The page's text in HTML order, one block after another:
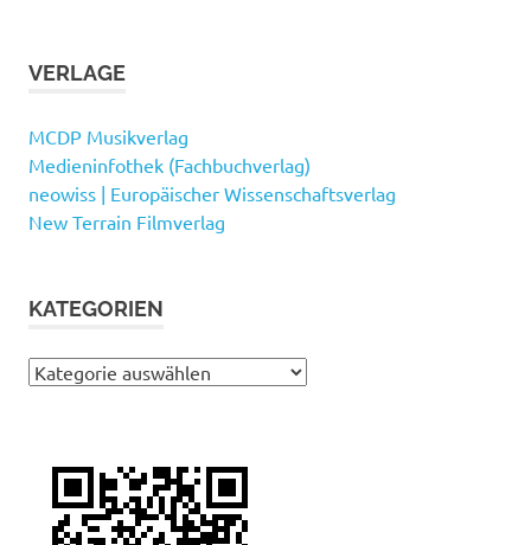
VERLAGE
MCDP Musikverlag
Medieninfothek (Fachbuchverlag)
neowiss | Europäischer Wissenschaftsverlag
New Terrain Filmverlag
KATEGORIEN
Kategorien